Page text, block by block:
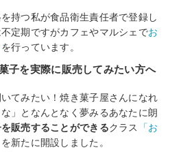
持つ私が食品衛生責任者で登録し
定期ですがカフェやマルシェでお
を行っています。
子を実際に販売してみたい方へ
いてみたい！焼き菓子屋さんになれ
」となんとなく夢みるあなたに朗
販売することができるクラス
「お
を新たに開設しました。